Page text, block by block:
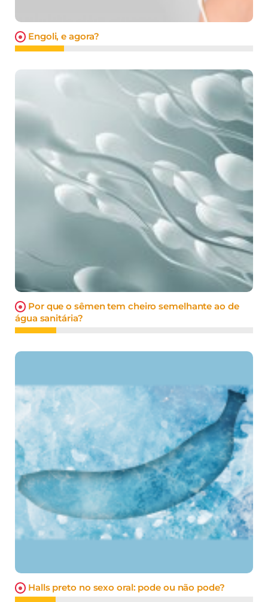
Engoli, e agora?
Por que o sêmen tem cheiro semelhante ao de
água sanitária?
Halls preto no sexo oral: pode ou não pode?